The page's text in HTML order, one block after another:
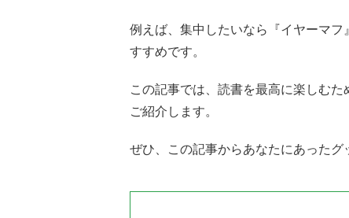
例えば、集中したいなら『イヤーマ
すすめです。
この記事では、読書を最高に楽しむ
ご紹介します。
ぜひ、この記事からあなたにあったグ